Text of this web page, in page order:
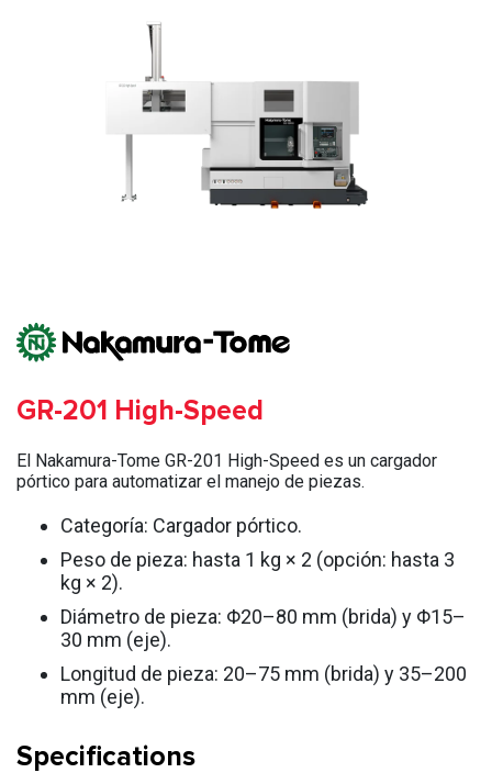
GR-201 High-Speed
El Nakamura-Tome GR-201 High-Speed es un cargador
pórtico para automatizar el manejo de piezas.
Categoría: Cargador pórtico.
Peso de pieza: hasta 1 kg × 2 (opción: hasta 3
kg × 2).
Diámetro de pieza: Φ20–80 mm (brida) y Φ15–
30 mm (eje).
Longitud de pieza: 20–75 mm (brida) y 35–200
mm (eje).
Specifications